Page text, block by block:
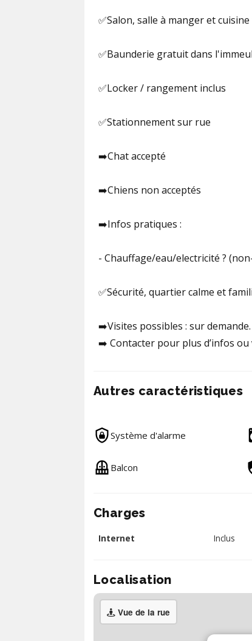
✅Salon, salle à manger et
✅Baunderie gratuit dans
✅Locker / rangement inclus
✅Stationnement sur rue
➡️Chat accepté
➡️Chiens non acceptés
➡️Infos pratiques :
- Chauffage/eau/electricité ?
✅Sécurité, quartier calme et
➡️Visites possibles : sur
➡️ Contacter pour plus d’infos ou
Autres caractéristiques
Système d'alarme
Balcon
Charges
Internet Inclus
Localisation
Vue de la rue